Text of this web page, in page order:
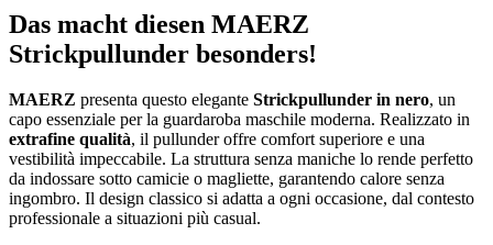
Das macht diesen MAERZ
Strickpullunder besonders!
MAERZ presenta questo elegante Strickpullunder in nero, un
capo essenziale per la guardaroba maschile moderna. Realizzato in
extrafine qualità, il pullunder offre comfort superiore e una
vestibilità impeccabile. La struttura senza maniche lo rende perfetto
da indossare sotto camicie o magliette, garantendo calore senza
ingombro. Il design classico si adatta a ogni occasione, dal contesto
professionale a situazioni più casual.